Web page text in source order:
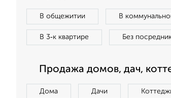
В общежитии В
В 3‑к квартире Без
Продажа домов, дач,
Дома Дачи